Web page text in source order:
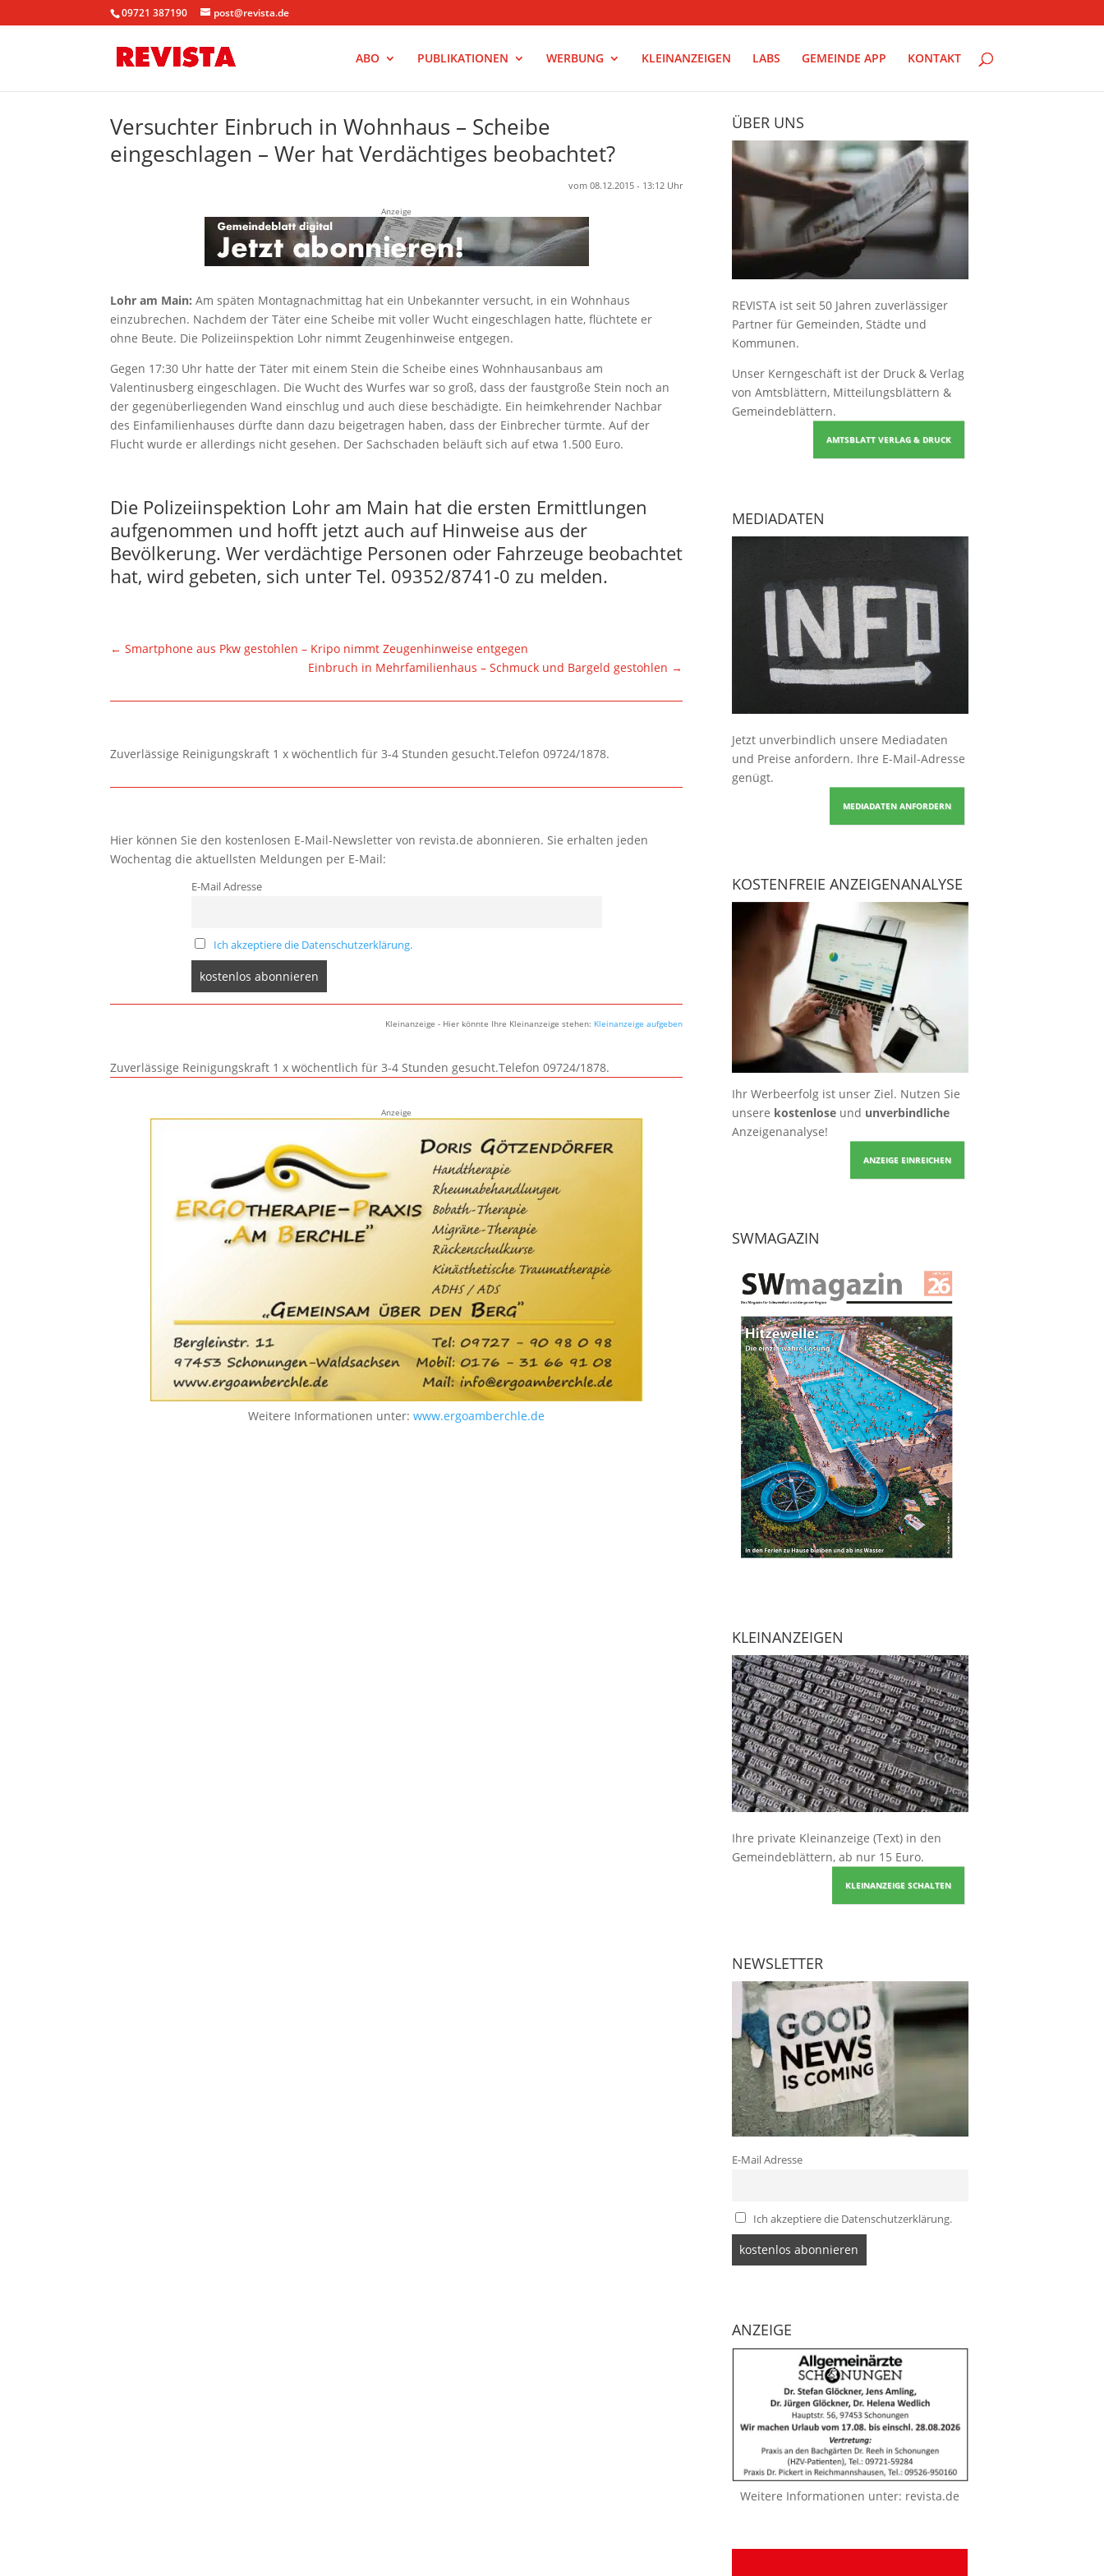
09721 387190 post@revista.de
ABO PUBLIKATIONEN WERBUNG KLEINANZEIGEN LABS GEMEINDE APP KONTAKT
Versuchter Einbruch in Wohnhaus – Scheibe
eingeschlagen – Wer hat Verdächtiges beobachtet?
vom 08.12.2015 - 13:12 Uhr
Anzeige
Lohr am Main:Am späten Montagnachmittag hat ein Unbekannter versucht, in ein Wohnhaus
einzubrechen. Nachdem der Täter eine Scheibe mit voller Wucht eingeschlagen hatte, flüchtete er
ohne Beute. Die Polizeiinspektion Lohr nimmt Zeugenhinweise entgegen.
Gegen 17:30 Uhr hatte der Täter mit einem Stein die Scheibe eines Wohnhausanbaus am
Valentinusberg eingeschlagen. Die Wucht des Wurfes war so groß, dass der faustgroße Stein noch an
der gegenüberliegenden Wand einschlug und auch diese beschädigte. Ein heimkehrender Nachbar
des Einfamilienhauses dürfte dann dazu beigetragen haben, dass der Einbrecher türmte. Auf der
Flucht wurde er allerdings nicht gesehen. Der Sachschaden beläuft sich auf etwa 1.500 Euro.
Die Polizeiinspektion Lohr am Main hat die ersten Ermittlungen
aufgenommen und hofft jetzt auch auf Hinweise aus der
Bevölkerung. Wer verdächtige Personen oder Fahrzeuge beobachtet
hat, wird gebeten, sich unter Tel. 09352/8741-0 zu melden.
←Smartphone aus Pkw gestohlen – Kripo nimmt Zeugenhinweise entgegen
Einbruch in Mehrfamilienhaus – Schmuck und Bargeld gestohlen →
Zuverlässige Reinigungskraft 1 x wöchentlich für 3-4 Stunden gesucht.Telefon 09724/1878.
Hier können Sie den kostenlosen E-Mail-Newsletter von revista.de abonnieren. Sie erhalten jeden
Wochentag die aktuellsten Meldungen per E-Mail:
E-Mail Adresse
Ich akzeptiere die Datenschutzerklärung.
Kleinanzeige - Hier könnte Ihre Kleinanzeige stehen: Kleinanzeige aufgeben
Zuverlässige Reinigungskraft 1 x wöchentlich für 3-4 Stunden gesucht.Telefon 09724/1878.
Anzeige
Weitere Informationen unter:www.ergoamberchle.de
ÜBER UNS
REVISTA ist seit 50 Jahren zuverlässiger
Partner für Gemeinden, Städte und
Kommunen.
Unser Kerngeschäft ist der Druck & Verlag
von Amtsblättern, Mitteilungsblättern &
Gemeindeblättern.
AMTSBLATT VERLAG & DRUCK
MEDIADATEN
Jetzt unverbindlich unsere Mediadaten
und Preise anfordern. Ihre E-Mail-Adresse
genügt.
MEDIADATEN ANFORDERN
KOSTENFREIE ANZEIGENANALYSE
Ihr Werbeerfolg ist unser Ziel. Nutzen Sie
unsere kostenloseund unverbindliche
Anzeigenanalyse!
ANZEIGE EINREICHEN
SWMAGAZIN
KLEINANZEIGEN
Ihre private Kleinanzeige (Text) in den
Gemeindeblättern, ab nur 15 Euro.
KLEINANZEIGE SCHALTEN
NEWSLETTER
E-Mail Adresse
Ich akzeptiere die Datenschutzerklärung.
ANZEIGE
Weitere Informationen unter: revista.de